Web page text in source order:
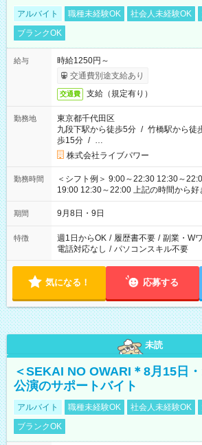
アルバイト 職種未経験OK 社会人未経験OK
ブランクOK
給与
時給1250円～
交通費別途支給あり
交通費 支給（規定有り）
勤務地
東京都千代田区
九段下駅から徒歩5分 / 竹橋駅から徒
歩15分 / …
株式会社ライブパワー
勤務時間
＜シフト例＞ 9:00～22:30 12:30～
19:00 12:30～22:00 上記の時間から好きな時間を選べます！ ※
時間は変更となる可能性があります
期間 9月8日・9日
特徴 週1日からOK / 履歴書不要 / 副業・W
電話対応なし / パソコンスキル不要
気になる！ 応募する
未読
＜SEKAI NO OWARI＊8月15日
公演のサポートバイト
アルバイト 職種未経験OK 社会人未経験OK
ブランクOK